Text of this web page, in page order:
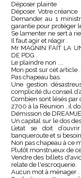
Déposer plainte
Déposer. Votre créance
Demander au 1
garantie pour protéger
Se lamenter ne sert à
Il faut agir et réagir .
Mr MAGNIN FAIT LA
DE PDG .
Le plaindre non ....
Mon post sur cet article
Pas chapeau bas.
Une gestion
complicité du conseil
Combien sont lésés par
2700 à la Réunion , il
Démission de
Un capital sur le dos
L’etat se doit
banqueroute et si
Non pas chapeau à ce
Plutôt monstrueux de
Vendre des billets
relate de l'escroquerie.
Aucun mot à ménager .